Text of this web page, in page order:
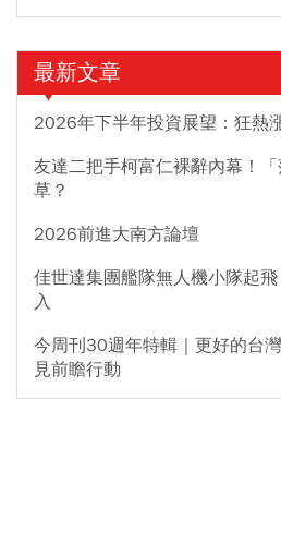
最新文章
2026年下半年投資展望：狂熱
友達二把手柯富仁裸辭內幕！
草？
2026前進大南方論壇
佳世達集團艦隊無人機小隊起
入
今周刊30週年特輯｜更好的台
見前瞻行動